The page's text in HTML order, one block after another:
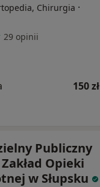
Chirurgia ·
29 opinii
150 zł
Publiczny
Opieki
w Słupsku